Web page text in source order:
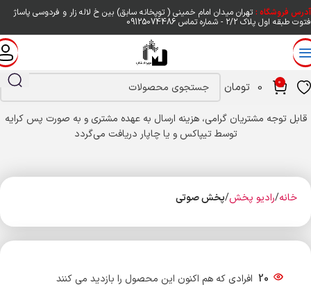
آدرس فروشگاه :تهران میدان امام خمینی ( توپخانه سابق) بین خ لاله زار و فردوسی پاساژ
فتوت طبقه اول پلاک ۲/۲ - شماره تماس 09125074486
0
0 تومان
قابل توجه مشتریان گرامی، هزینه ارسال به عهده مشتری و به صورت پس کرایه
توسط تیپاکس و یا چاپار دریافت می‌گردد
خانه رادیو پخش پخش صوتی
20 افرادی که هم اکنون این محصول را بازدید می کنند